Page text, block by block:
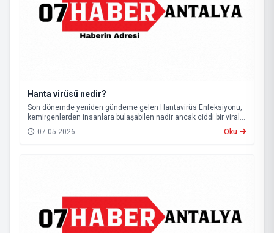
Hanta virüsü nedir?
Son dönemde yeniden gündeme gelen Hantavirüs Enfeksiyonu,
kemirgenlerden insanlara bulaşabilen nadir ancak ciddi bir viral
hastalık olarak biliniyor.
07.05.2026 Oku